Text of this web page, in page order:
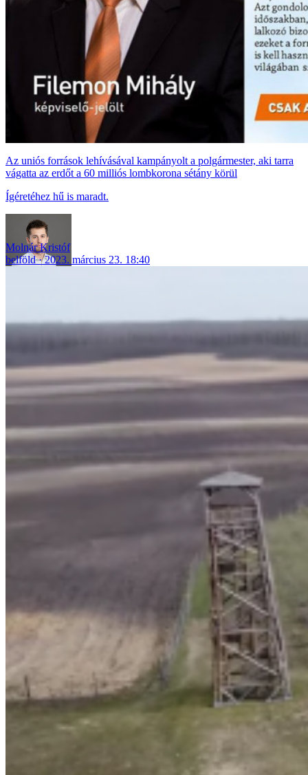
Az uniós források lehívásával kampányolt a polgármester, aki tarra
vágatta az erdőt a 60 milliós lombkorona sétány körül
Ígéretéhez hű is maradt.
Molnár Kristóf
belföld
2023. március 23. 18:40